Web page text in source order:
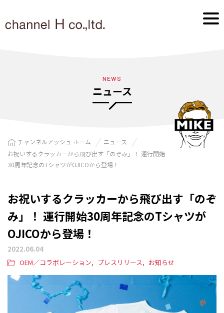
NEWS
ニュース
チャンネルアッシュ ホーム
ニュース
お祝いするクラッカーから飛び出す「のぞみ」！ 運行開始
30周年記念のTシャツがOJICOから登場！
お祝いするクラッカーから飛び出す「のぞ
み」！ 運行開始30周年記念のTシャツが
OJICOから登場！
2022.06.04
OEM／コラボレーション
プレスリリース お知らせ